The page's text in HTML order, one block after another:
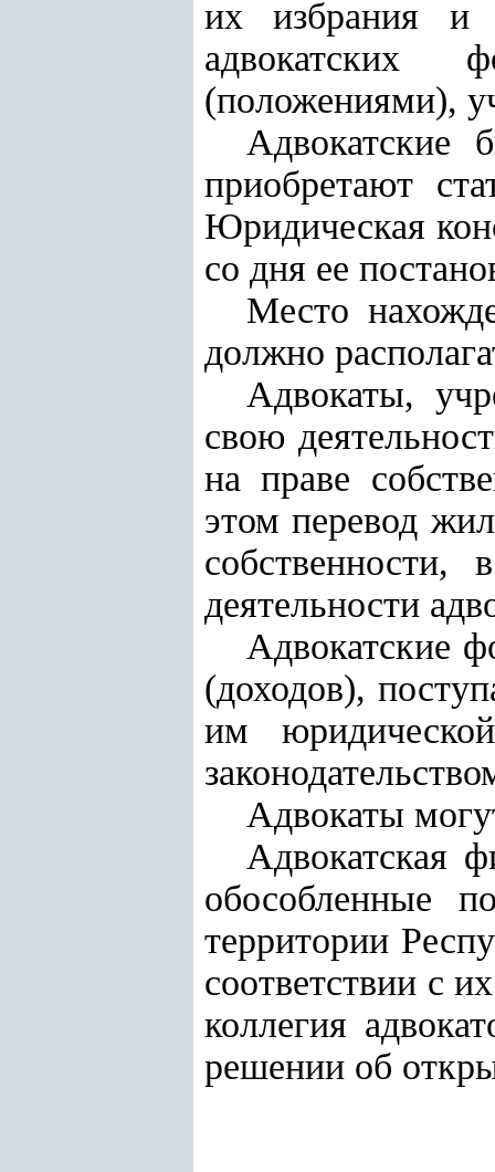
их избрания и
адвокатских
(положениями),
Адвокатские
приобретают
Юридическая
со дня ее
Место
должно
Адвокаты,
свою
на праве
этом перевод
деятельности
Адвокатские
(доходов),
им
Адвокаты
Адвокатская
обособленные
территории
соответствии с
коллегия
решении об